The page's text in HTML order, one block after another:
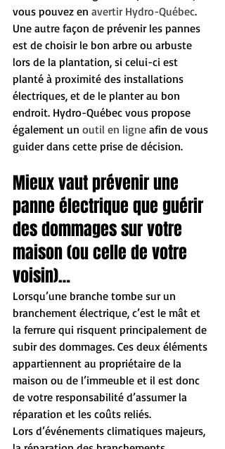
vous pouvez en avertir Hydro-Québec.
Une autre façon de prévenir les pannes
est de choisir le bon arbre ou arbuste
lors de la plantation, si celui-ci est
planté à proximité des installations
électriques, et de le planter au bon
endroit. Hydro-Québec vous propose
également un outil en ligne afin de vous
guider dans cette prise de décision.
Mieux vaut prévenir une
panne électrique que guérir
des dommages sur votre
maison (ou celle de votre
voisin)…
Lorsqu’une branche tombe sur un
branchement électrique, c’est le mât et
la ferrure qui risquent principalement de
subir des dommages. Ces deux éléments
appartiennent au propriétaire de la
maison ou de l’immeuble et il est donc
de votre responsabilité d’assumer la
réparation et les coûts reliés.
Lors d’événements climatiques majeurs,